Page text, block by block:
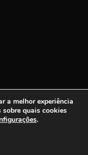
a melhor experiência
sobre quais cookies
.